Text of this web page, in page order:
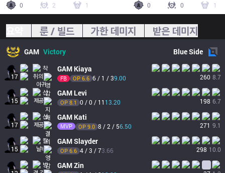
0
2 1
0
0 1
룬 / 빌드 가한 데미지 받은 데미지
GAM Victory BlueSide
17
GAM Kiaya
FB OP 6.6 6 / 1 / 39.00 260 8.7
15
GAM Levi
OP 8.1 0 / 0 / 11 13.20 198 6.7
17
GAM Kati
MVP OP 9.0 8 / 2 / 56.50 271 9.1
15
GAMSlayder
OP 6.6 4 / 3 / 73.66 298 10.0
GAMZin